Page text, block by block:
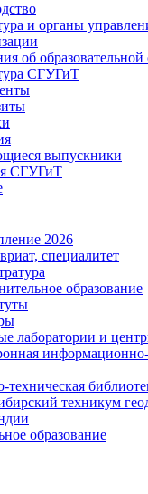
и органы
об образовательной
СГУГиТ
выпускники
СГУГиТ
2026
специалитет
образование
лаборатории и
информационно-
техническая
техникум
образование